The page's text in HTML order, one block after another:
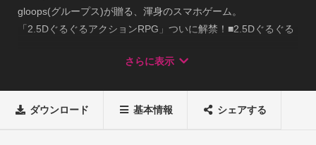
gloops(グループス)が贈る、渾身のスマホゲーム。
「2.5DぐるぐるアクションRPG」ついに解禁！■2.5Dぐるぐる
2Dと3Dの中間「2.5D」世界での冒険は全てが新感覚！
ろう！■迷宮に潜むモンスター■
さらに表示
ダウンロード 基本情報 シェアする